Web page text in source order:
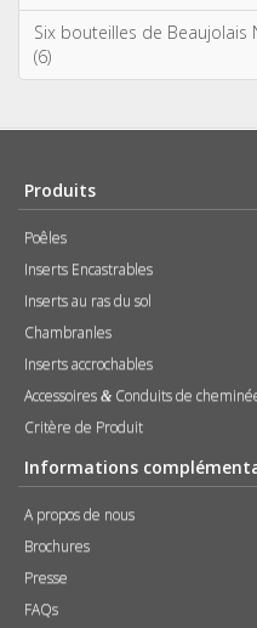
Six bouteilles de Beaujolais
(6)
Produits
Poêles
Inserts Encastrables
Inserts au ras du sol
Chambranles
Inserts accrochables
Accessoires & Conduits de
Critère de Produit
Informations
A propos de nous
Brochures
Presse
FAQs